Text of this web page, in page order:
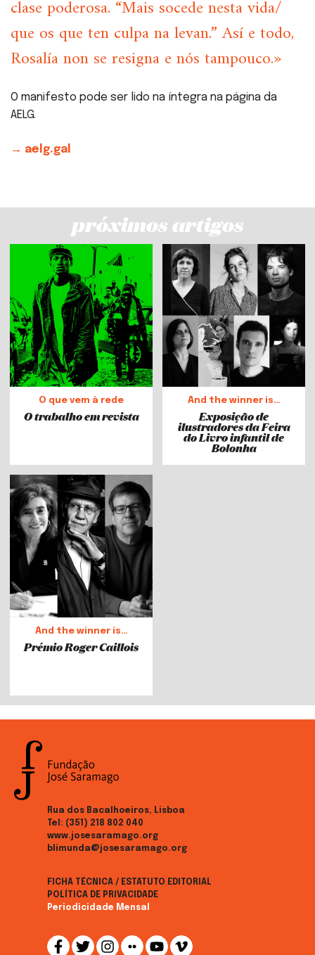
clase poderosa. “Mais socede nesta vida/
que os que ten culpa na levan.” Así e todo,
Rosalía non se resigna e nós tampouco.»
O manifesto pode ser lido na íntegra na página da
AELG.
→ aelg.gal
próximos artigos
O que vem à rede
O trabalho em revista
And the winner is…
Exposição de
ilustradores da Feira
do Livro infantil de
Bolonha
And the winner is…
Prémio Roger Caillois
Rua dos Bacalhoeiros, Lisboa
Tel: (351) 218 802 040
www.josesaramago.org
blimunda@josesaramago.org
FICHA TÉCNICA / ESTATUTO EDITORIAL
POLÍTICA DE PRIVACIDADE
Periodicidade Mensal